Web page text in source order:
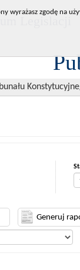
wyrażasz zgodę na